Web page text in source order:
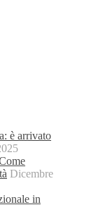
è arrivato
Dicembre
in